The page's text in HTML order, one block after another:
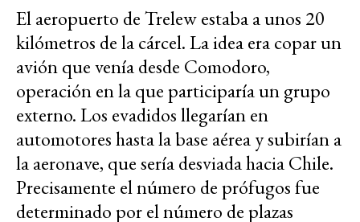
El aeropuerto de Trelew estaba a unos 20
kilómetros de la cárcel. La idea era copar un
avión que venía desde Comodoro,
operación en la que participaría un grupo
externo. Los evadidos llegarían en
automotores hasta la base aérea y subirían a
la aeronave, que sería desviada hacia Chile.
Precisamente el número de prófugos fue
determinado por el número de plazas